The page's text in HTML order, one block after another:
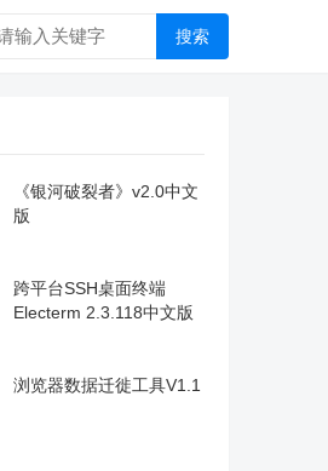
搜索
《银河破裂者》v2.0中文
版
跨平台SSH桌面终端
Electerm 2.3.118中文版
浏览器数据迁徙工具V1.1